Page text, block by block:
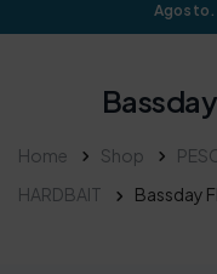
Agosto.
Home Shop
HARDBAIT
Bassday